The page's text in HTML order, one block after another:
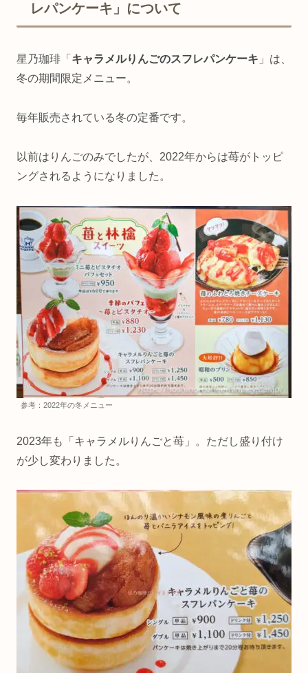
レパンケーキ」について
星乃珈琲「 キャラメルりんごのスフレパンケーキ 」は、
冬の期間限定メニュー。
毎年販売されている冬の定番です。
以前はりんごのみでしたが、2022年からは苺がトッピ
ングされるようになりました。
参考：2022年の冬メニュー
2023年も「キャラメルりんごと苺」。ただし盛り付け
が少し変わりました。